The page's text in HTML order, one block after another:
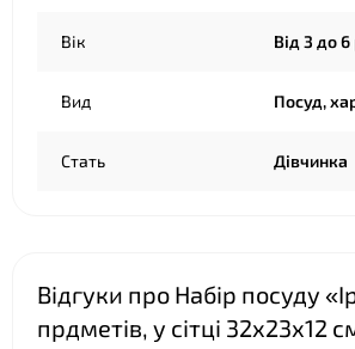
Вік Від 3 до 6
Вид Посуд,
Стать Дівчинка
Відгуки про Набір посуду
прдметів, у сітці 32х23х12